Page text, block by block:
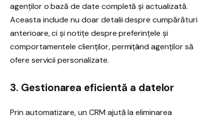
agenților o bază de date completă și actualizată.
Aceasta include nu doar detalii despre cumpărături
anterioare, ci și notițe despre preferințele și
comportamentele clienților, permițând agenților să
ofere servicii personalizate.
3. Gestionarea eficientă a datelor
Prin automatizare, un CRM ajută la eliminarea